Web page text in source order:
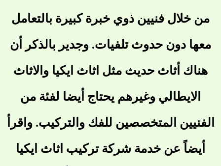
من خلال فنيين ذوي خبرة كبيرة بالتعامل
معها دون حدوث تلفيات. وجدير بالذكر أن
هناك أثاث حديث مثل اثاث ايكيا والاثاث
الايطالي وغيرهم يحتاج أيضا لفئة من
الفنيين المتخصصين للفك والتركيب. واقرأ
أيضاً عن خدمة شركة تركيب اثاث ايكيا